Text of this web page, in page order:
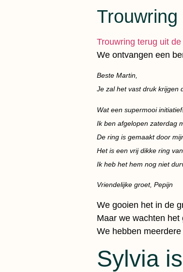
Trouwring terug uit
We ontvangen een
Beste Martin,
Je zal het vast druk krijgen
Wat een supermooi
Ik ben afgelopen zaterdag
De ring is gemaakt door
Het is een vrij dikke ring
Ik heb het hem nog niet
Vriendelijke groet, Pepijn
We gooien het in de
Maar we wachten
We hebben
Sylvia